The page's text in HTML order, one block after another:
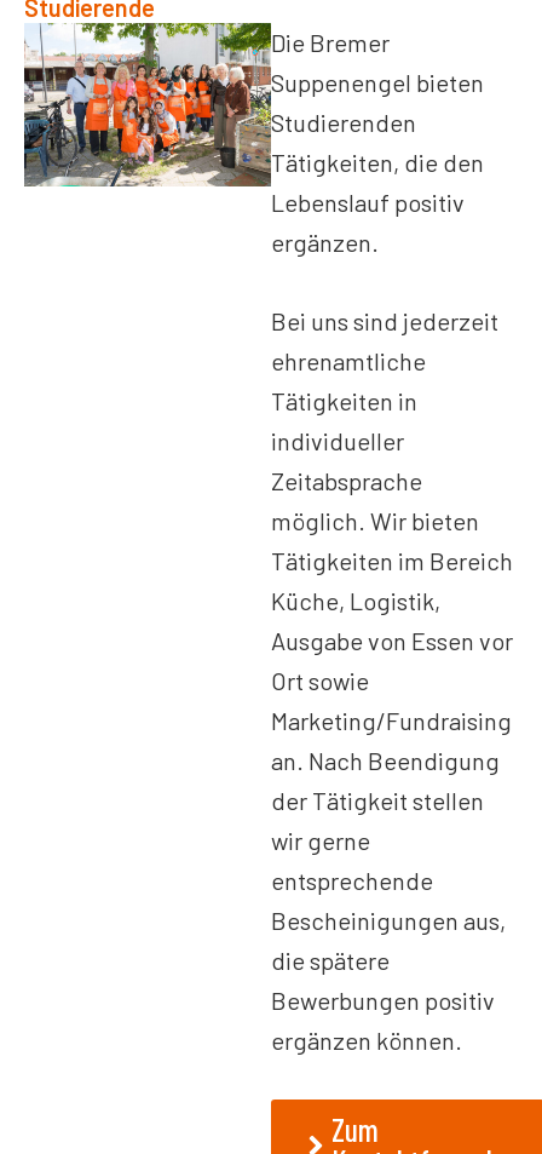
Studierende
Die Bremer
Suppenengel bieten
Studierenden
Tätigkeiten, die den
Lebenslauf positiv
ergänzen.
Bei uns sind jederzeit
ehrenamtliche
Tätigkeiten in
individueller
Zeitabsprache
möglich. Wir bieten
Tätigkeiten im Bereich
Küche, Logistik,
Ausgabe von Essen vor
Ort sowie
Marketing/Fundraising
an. Nach Beendigung
der Tätigkeit stellen
wir gerne
entsprechende
Bescheinigungen aus,
die spätere
Bewerbungen positiv
ergänzen können.
Zum